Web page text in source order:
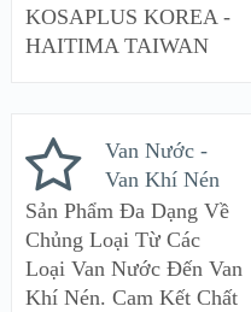
KOSAPLUS KOREA -
HAITIMA TAIWAN
Van Nước -
Van Khí Nén
Sản Phẩm Đa Dạng Về
Chủng Loại Từ Các
Loại Van Nước Đến Van
Khí Nén. Cam Kết Chất